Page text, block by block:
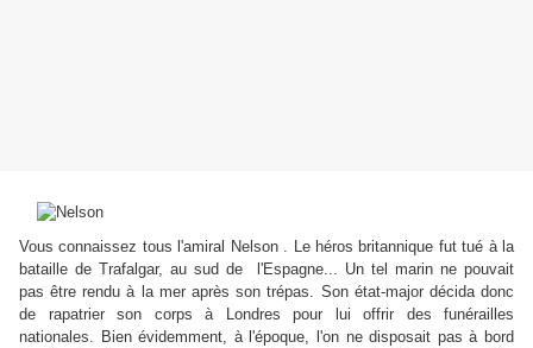
Vous connaissez tous l'amiral Nelson . Le héros britannique fut tué à la
bataille de Trafalgar, au sud de
l'Espagne... Un tel marin ne pouvait
pas être rendu à la mer après son trépas. Son état-major décida donc
de rapatrier son corps à Londres pour lui offrir des funérailles
nationales. Bien évidemment, à l'époque, l'on ne disposait pas à bord